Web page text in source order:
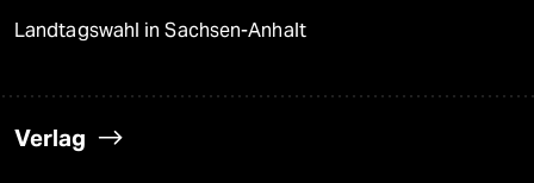
Landtagswahl in Sachsen-Anhalt
Verlag